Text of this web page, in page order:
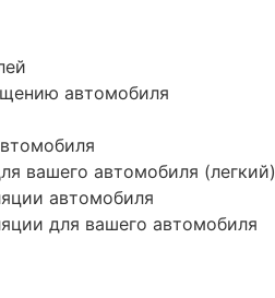
автомобиля
вашего автомобиля (легкий)
автомобиля
для вашего автомобиля